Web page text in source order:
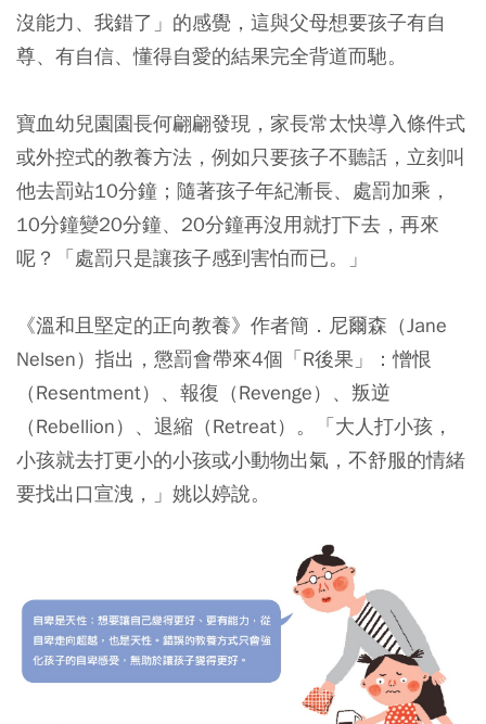
沒能力、我錯了」的感覺，這與父母想要孩子有自
尊、有自信、懂得自愛的結果完全背道而馳。
寶血幼兒園園長何翩翩發現，家長常太快導入條件式
或外控式的教養方法，例如只要孩子不聽話，立刻叫
他去罰站10分鐘；隨著孩子年紀漸長、處罰加乘，
10分鐘變20分鐘、20分鐘再沒用就打下去，再來
呢？「處罰只是讓孩子感到害怕而已。」
《溫和且堅定的正向教養》作者簡．尼爾森（Jane
Nelsen）指出，懲罰會帶來4個「R後果」：憎恨
（Resentment）、報復（Revenge）、叛逆
（Rebellion）、退縮（Retreat）。「大人打小孩，
小孩就去打更小的小孩或小動物出氣，不舒服的情緒
要找出口宣洩，」姚以婷說。